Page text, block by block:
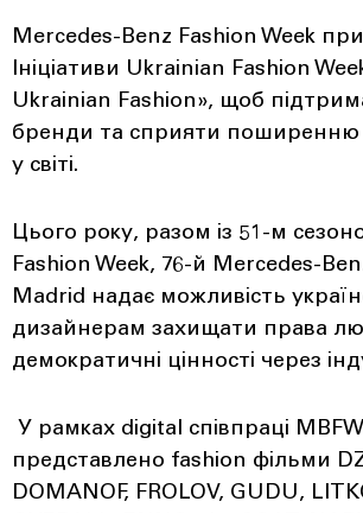
Mercedes-Benz Fashion Week
Ініціативи Ukrainian Fashion
Ukrainian Fashion», щоб
бренди та сприяти поширенню
у світі.
Цього року, разом із 51-м
Fashion Week, 76-й Mercedes-
Madrid надає можливість
дизайнерам захищати права
демократичні цінності через
У рамках digital співпраці
представлено fashion фільми
DOMANOF, FROLOV, GUDU,